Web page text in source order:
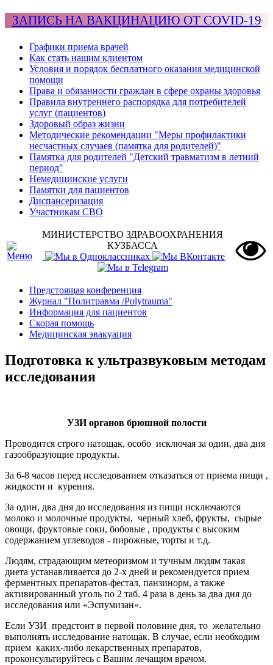
ЗАПИСЬ НА ВАКЦИНАЦИЮ ОТ COVID-19
Графики приема врачей
Как стать нашим клиентом
Условия и порядок бесплатного оказания медицинской
помощи
Права и обязанности граждан в сфере охраны здоровья
Правила внутреннего распорядка для потребителей
услуг (пациентов)
Здоровый образ жизни
Методические рекомендации "Меры профилактики
несчастных случаев (памятка для родителей)"
Памятка для родителей "Детский травматизм в летний
период"
Немедицинские услуги
Памятки для пациентов
Диспансеризация
Участникам СВО
МИНИСТЕРСТВО ЗДРАВООХРАНЕНИЯ
КУЗБАССА
Предстоящая конференция
Журнал "Политравма /Polytrauma"
Информация для пациентов
Скорая помощь
Медицинская эвакуация
Подготовка к ультразвуковым методам
исследования
УЗИ органов брюшной полости
Проводится строго натощак, особо исключая за один, два дня
газообразующие продукты.
За 6-8 часов перед исследованием отказаться от приема пищи ,
жидкости и курения.
За один, два дня до исследования из пищи исключаются
молоко и молочные продукты, черный хлеб, фрукты, сырые
овощи, фруктовые соки, бобовые , продукты с высоким
содержанием углеводов - пирожные, торты и т.д.
Людям, страдающим метеоризмом и тучным людям такая
диета устанавливается до 2-х дней и рекомендуется прием
ферментных препаратов-фестал, панзинорм, а также
активированный уголь по 2 таб. 4 раза в день за два дня до
исследования или «Эспумизан».
Если УЗИ предстоит в первой половине дня, то желательно
выполнять исследование натощак. В случае, если необходим
прием каких-либо лекарственных препаратов,
проконсультируйтесь с Вашим лечащим врачом.